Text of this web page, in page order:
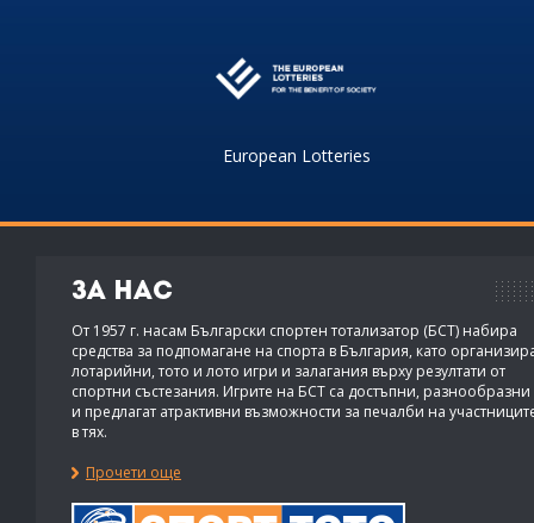
European Lotteries
За нас
От 1957 г. насам Български спортен тотализатор (БСТ) набира
средства за подпомагане на спорта в България, като
лотарийни, тото и лото игри и залагания върху резултати от
спортни състезания. Игрите на БСТ са достъпни, разнообразни
и предлагат атрактивни възможности за печалби на
в тях.
Прочети още